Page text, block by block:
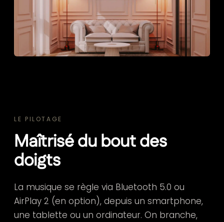
LE PILOTAGE
Maîtrisé du bout des
doigts
La musique se règle via Bluetooth 5.0 ou
AirPlay 2 (en option), depuis un smartphone,
une tablette ou un ordinateur. On branche,